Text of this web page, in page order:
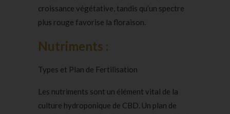
croissance végétative, tandis qu’un spectre
plus rouge favorise la floraison.
Nutriments :
Types et Plan de Fertilisation
Les nutriments sont un élément vital de la
culture hydroponique de CBD. Un plan de